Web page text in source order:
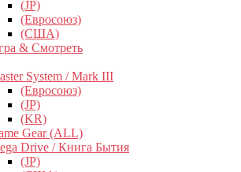
(JP)
(Евросоюз)
(США)
& Смотреть
System / Mark III
(Евросоюз)
(JP)
(KR)
Gear (ALL)
Drive / Книга Бытия
(JP)